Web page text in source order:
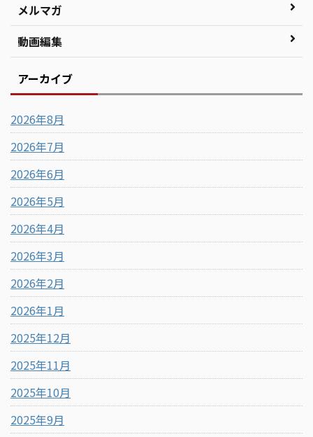
メルマガ
動画編集
アーカイブ
2026年8月
2026年7月
2026年6月
2026年5月
2026年4月
2026年3月
2026年2月
2026年1月
2025年12月
2025年11月
2025年10月
2025年9月